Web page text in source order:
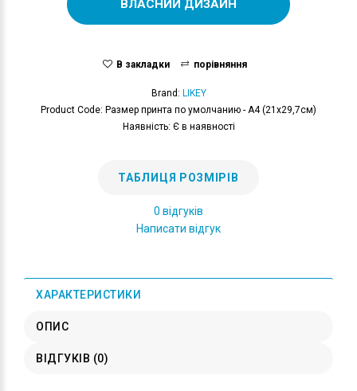
ВЛАСНИЙ ДИЗАЙН
В закладки порівняння
Brand: LIKEY
Product Code: Размер принта по умолчанию - А4 (21x29,7см)
Наявність: Є в наявності
ТАБЛИЦЯ РОЗМІРІВ
0 відгуків
Написати відгук
ХАРАКТЕРИСТИКИ
ОПИС
ВІДГУКІВ (0)